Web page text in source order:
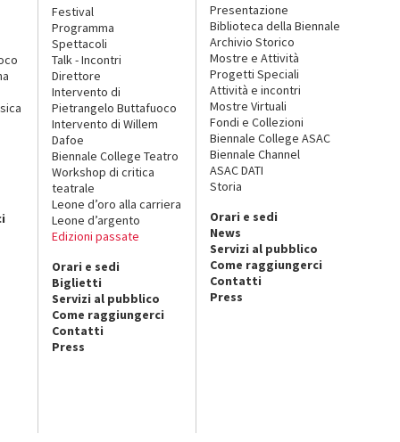
Festival
Programma
Spettacoli
Talk - Incontri
Direttore
Intervento di
Pietrangelo Buttafuoco
Intervento di Willem
Dafoe
Biennale College Teatro
Workshop di critica
teatrale
Leone d’oro alla carriera
Leone d’argento
Edizioni passate
Orari e sedi
Biglietti
Servizi al pubblico
Come raggiungerci
Contatti
Press
Presentazione
Biblioteca della Biennale
Archivio Storico
Mostre e Attività
Progetti Speciali
Attività e incontri
Mostre Virtuali
Fondi e Collezioni
Biennale College ASAC
Biennale Channel
ASAC DATI
Storia
Orari e sedi
News
Servizi al pubblico
Come raggiungerci
Contatti
Press